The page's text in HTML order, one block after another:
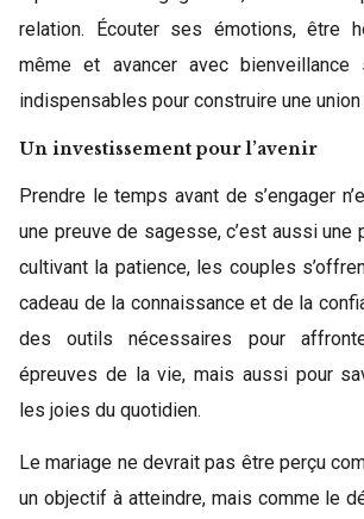
relation. Écouter ses émotions, être
même et avancer avec
indispensables pour construire une union
Un investissement pour l’avenir
Prendre le temps avant de s’engager
une preuve de sagesse, c’est aussi une
cultivant la patience, les couples
cadeau de la connaissance et de la
des outils nécessaires pour
épreuves de la vie, mais aussi pour
les joies du quotidien.
Le mariage ne devrait pas être perçu
un objectif à atteindre, mais comme le